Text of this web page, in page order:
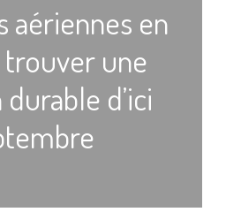
aériennes en
une
d’ici